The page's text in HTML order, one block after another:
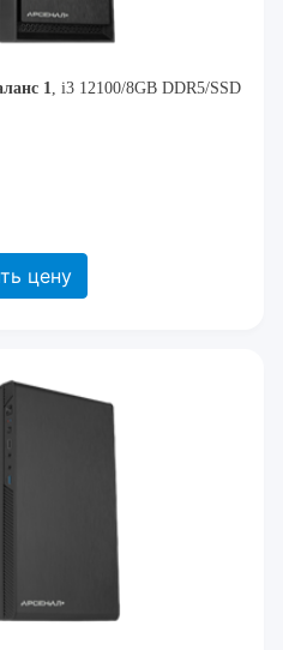
1
, i3 12100/8GB DDR5/SSD
цену